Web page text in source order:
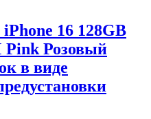
16 128GB
Pink Розовый
в виде